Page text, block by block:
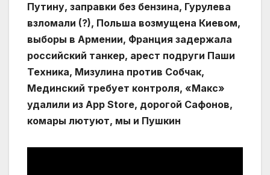
Путину, заправки без бензина, Гурулева
взломали (?), Польша возмущена Киевом,
выборы в Армении, Франция задержала
российский танкер, арест подруги Паши
Техника, Мизулина против Собчак,
Мединский требует контроля, «Макс»
удалили из App Store, дорогой Сафонов,
комары лютуют, мы и Пушкин